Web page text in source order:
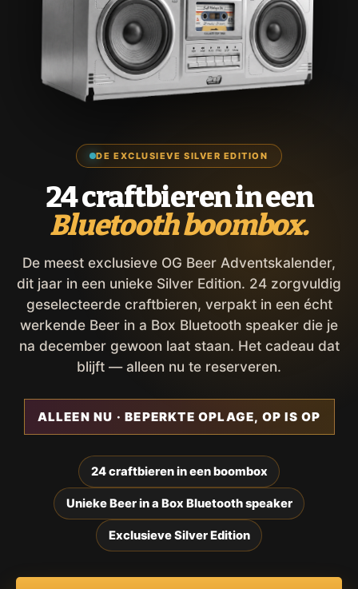
DE EXCLUSIEVE SILVER EDITION
24 craftbieren in een
Bluetooth boombox.
De meest exclusieve OG Beer Adventskalender,
dit jaar in een unieke Silver Edition. 24 zorgvuldig
geselecteerde craftbieren, verpakt in een écht
werkende Beer in a Box Bluetooth speaker die je
na december gewoon laat staan. Het cadeau dat
blijft — alleen nu te reserveren.
ALLEEN NU · BEPERKTE OPLAGE, OP IS OP
24 craftbieren in een boombox
Unieke Beer in a Box Bluetooth speaker
Exclusieve Silver Edition